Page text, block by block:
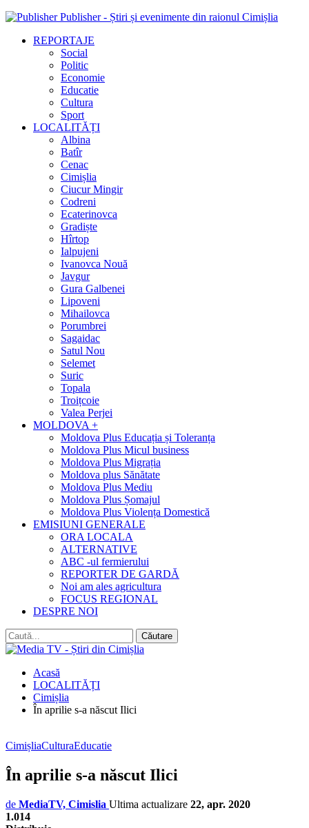
Publisher - Știri și evenimente din raionul Cimișlia
REPORTAJE
Social
Politic
Economie
Educatie
Cultura
Sport
LOCALITĂȚI
Albina
Batîr
Cenac
Cimișlia
Ciucur Mingir
Codreni
Ecaterinovca
Gradiște
Hîrtop
Ialpujeni
Ivanovca Nouă
Javgur
Gura Galbenei
Lipoveni
Mihailovca
Porumbrei
Sagaidac
Satul Nou
Selemet
Suric
Topala
Troițcoie
Valea Perjei
MOLDOVA +
Moldova Plus Educația și Toleranța
Moldova Plus Micul business
Moldova Plus Migrația
Moldova plus Sănătate
Moldova Plus Mediu
Moldova Plus Șomajul
Moldova Plus Violența Domestică
EMISIUNI GENERALE
ORA LOCALA
ALTERNATIVE
ABC -ul fermierului
REPORTER DE GARDĂ
Noi am ales agricultura
FOCUS REGIONAL
DESPRE NOI
Acasă
LOCALITĂȚI
Cimișlia
În aprilie s-a născut Ilici
CimișliaCulturaEducatie
În aprilie s-a născut Ilici
de MediaTV, Cimislia Ultima actualizare 22, apr. 2020
1.014